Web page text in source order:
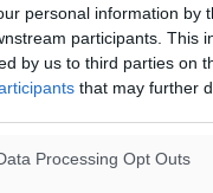
personal information by
participants. This
by us to third parties on
that may further
Processing Opt Outs